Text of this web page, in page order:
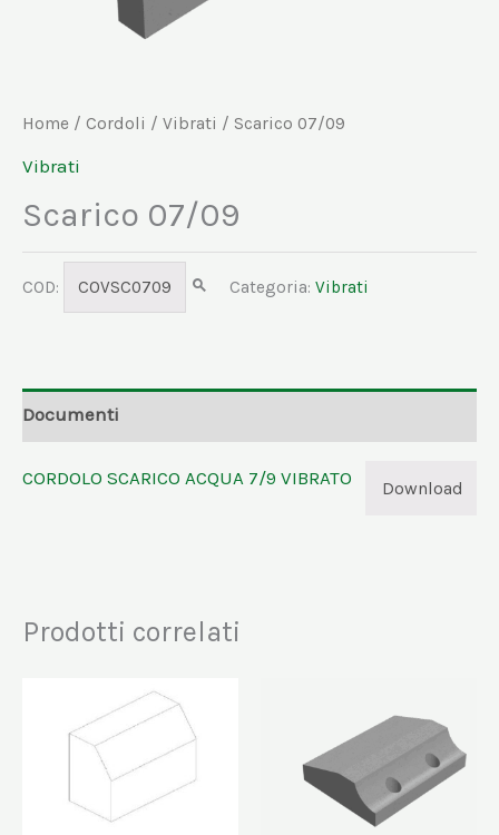
Home / Cordoli / Vibrati / Scarico 07/09
Vibrati
Scarico 07/09
COD: COVSC0709 Categoria: Vibrati
Documenti
CORDOLO SCARICO ACQUA 7/9 VIBRATO Download
Prodotti correlati